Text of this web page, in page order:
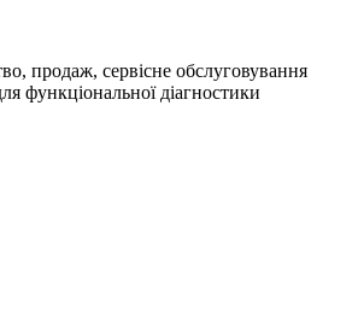
продаж, сервісне обслуговування
функціональної діагностики